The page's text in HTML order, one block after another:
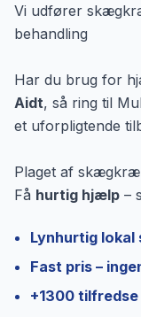
Vi udfører
behandling
Har du brug for
Aidt, så ring til
et uforpligtende
Plaget af
Få hurtig hjælp –
Lynhurtig lokal
Fast pris –
+1300